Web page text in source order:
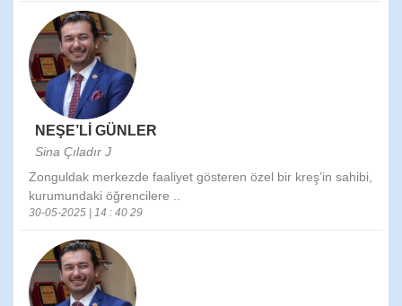
NEŞE’Lİ GÜNLER
Sina Çıladır J
Zonguldak merkezde faaliyet gösteren özel bir kreş’in sahibi,
kurumundaki öğrencilere ..
30-05-2025 | 14 : 40 29